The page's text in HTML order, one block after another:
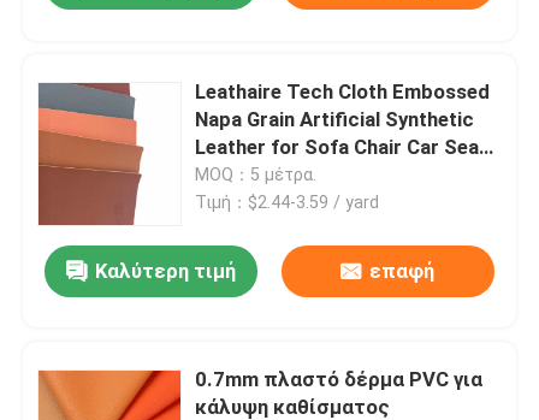
Leathaire Tech Cloth Embossed
Napa Grain Artificial Synthetic
Leather for Sofa Chair Car Seat
Belt Faux Leather Fabric
MOQ：5 μέτρα.
Τιμή：$2.44-3.59 / yard
Καλύτερη τιμή επαφή
0.7mm πλαστό δέρμα PVC για
κάλυψη καθίσματος